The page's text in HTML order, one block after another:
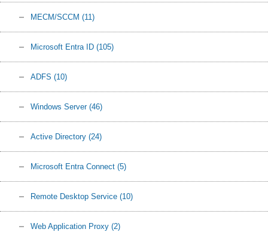
MECM/SCCM (11)
Microsoft Entra ID (105)
ADFS (10)
Windows Server (46)
Active Directory (24)
Microsoft Entra Connect (5)
Remote Desktop Service (10)
Web Application Proxy (2)